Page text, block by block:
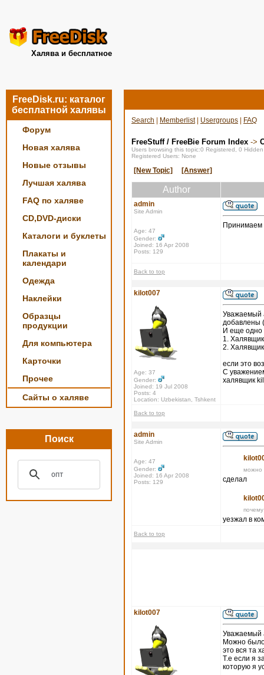
Халява и бесплатное
FreeDisk.ru: каталог
бесплатной халявы
Форум
Новая халява
Новые отзывы
Лучшая халява
FAQ по халяве
CD,DVD-диски
Каталоги и буклеты
Плакаты и
календари
Одежда
Наклейки
Образцы
продукции
Для компьютера
Карточки
Прочее
Сайты о халяве
Поиск
Search Memberlist| Usergroups FAQ
FreeStuff / FreeBie Forum Index ->
Users browsing this topic:0 Registered, 0
Registered Users: None
[New Topic] [Answer]
Author
admin
Site Admin
Age: 47
Gender:
Joined: 16 Apr 2008
Posts: 129
Принимаем
Back to top
kilot007
Age: 37
Gender:
Joined: 19 Jul 2008
Posts: 4
Location: Uzbekistan, Tshkent
Уважаемый
добавлены
И еще одно
1.
2.
если это
С
халявщик
Back to top
admin
Site Admin
Age: 47
Gender:
Joined: 16 Apr 2008
Posts: 129
можно
сделал
уезжал в
Back to top
kilot007
Уважаемый
Можно было
это вся та
Т.е если я
которую я